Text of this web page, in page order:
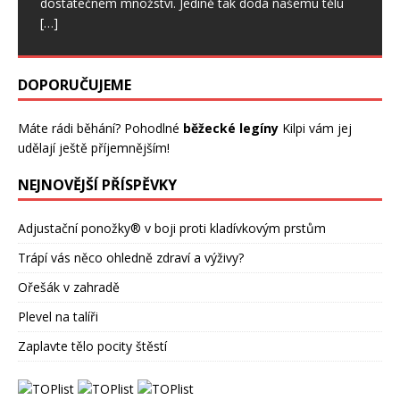
dostatečném množství. Jedině tak dodá našemu tělu
[…]
DOPORUČUJEME
Máte rádi běhání? Pohodlné běžecké legíny Kilpi vám jej
udělají ještě příjemnějším!
NEJNOVĚJŠÍ PŘÍSPĚVKY
Adjustační ponožky® v boji proti kladívkovým prstům
Trápí vás něco ohledně zdraví a výživy?
Ořešák v zahradě
Plevel na talíři
Zaplavte tělo pocity štěstí